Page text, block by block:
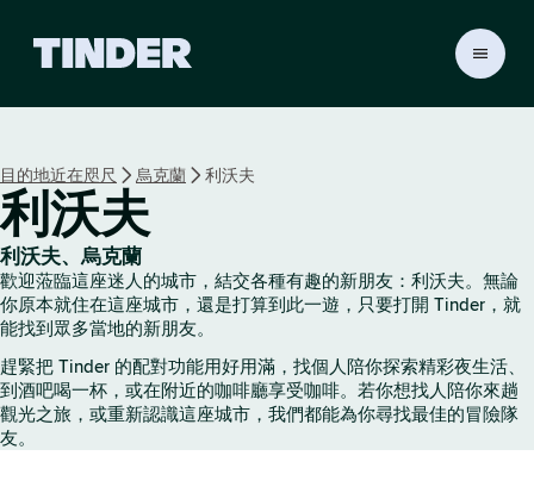
r
目的地近在咫尺 烏克蘭 利沃夫
利沃夫
利沃夫、烏克蘭
歡迎蒞臨這座迷人的城市，結交各種有趣的新朋友：利沃夫。無論
你原本就住在這座城市，還是打算到此一遊，只要打開 Tinder，就
能找到眾多當地的新朋友。
趕緊把 Tinder 的配對功能用好用滿，找個人陪你探索精彩夜生活、
到酒吧喝一杯，或在附近的咖啡廳享受咖啡。若你想找人陪你來趟
觀光之旅，或重新認識這座城市，我們都能為你尋找最佳的冒險隊
友。